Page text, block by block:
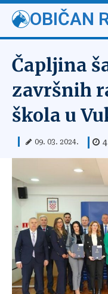
OBIČAN
Čapljina
završnih
škola u
09. 03. 2024. 4